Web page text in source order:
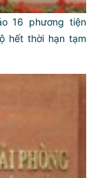
16 phương tiện
hết thời hạn tạm